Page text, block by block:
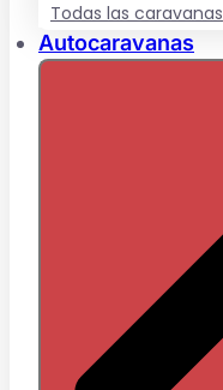
Todas las caravanas
Autocaravanas